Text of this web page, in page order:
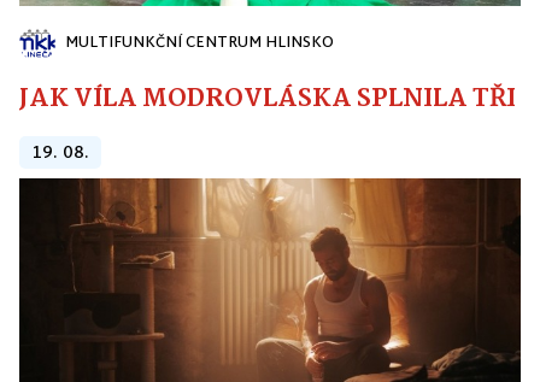
MULTIFUNKČNÍ CENTRUM HLINSKO
JAK VÍLA MODROVLÁSKA SPLNILA
19. 08.